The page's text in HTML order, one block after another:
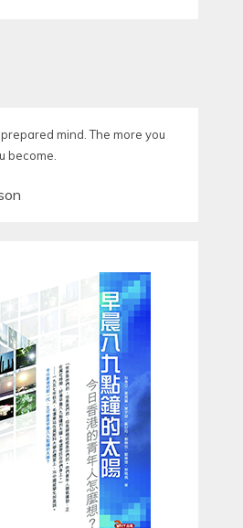
mind. The more you
become.